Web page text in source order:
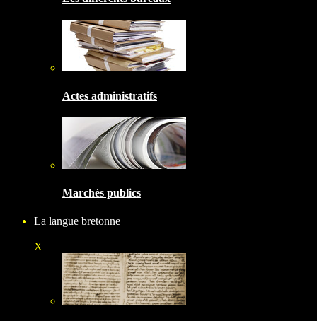
Actes administratifs
Marchés publics
La langue bretonne
X